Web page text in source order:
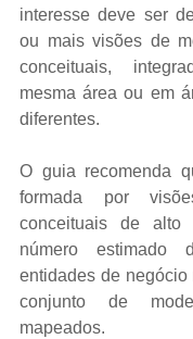
interesse deve ser
ou mais visões de
conceituais,
mesma área ou em
diferentes.
O guia recomenda
formada por
conceituais de alto
número
entidades de negócio
conjunto de
mapeados.